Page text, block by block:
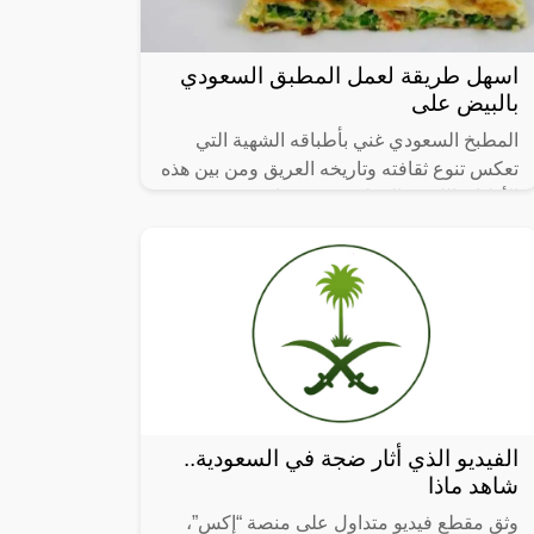
اسهل طريقة لعمل المطبق السعودي
بالبيض على
المطبخ السعودي غني بأطباقه الشهية التي
تعكس تنوع ثقافته وتاريخه العريق ومن بين هذه
الفيديو الذي أثار ضجة في السعودية..
شاهد ماذا
وثق مقطع فيديو متداول على منصة “إكس”،